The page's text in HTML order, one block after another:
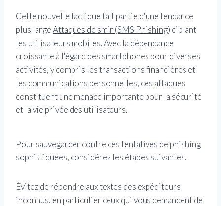
Cette nouvelle tactique fait partie d'une tendance
plus largeAttaques de smir (SMS Phishing) ciblant
les utilisateurs mobiles. Avec la dépendance
croissante à l'égard des smartphones pour diverses
activités, y compris les transactions financières et
les communications personnelles, ces attaques
constituent une menace importante pour la sécurité
et la vie privée des utilisateurs.
Pour sauvegarder contre ces tentatives de phishing
sophistiquées, considérez les étapes suivantes.
Évitez de répondre aux textes des expéditeurs
inconnus, en particulier ceux qui vous demandent de